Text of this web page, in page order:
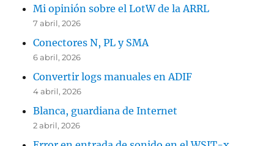
Mi opinión sobre el LotW de la ARRL
7 abril, 2026
Conectores N, PL y SMA
6 abril, 2026
Convertir logs manuales en ADIF
4 abril, 2026
Blanca, guardiana de Internet
2 abril, 2026